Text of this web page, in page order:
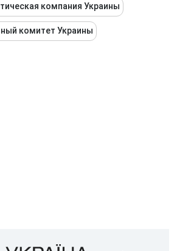
компания Украины
комитет Украины